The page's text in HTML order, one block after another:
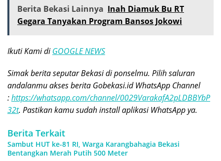
Berita Bekasi Lainnya Inah Diamuk Bu RT
Gegara Tanyakan Program Bansos Jokowi
Ikuti Kami diGOOGLE NEWS
Simak berita seputar Bekasi di ponselmu. Pilih saluran
andalanmu akses berita Gobekasi.id WhatsApp Channel
:https://whatsapp.com/channel/0029VarakafA2pLDBBYbP
32t. Pastikan kamu sudah install aplikasi WhatsApp ya.
Berita Terkait
Sambut HUT ke-81 RI, Warga Karangbahagia Bekasi
Bentangkan Merah Putih 500 Meter